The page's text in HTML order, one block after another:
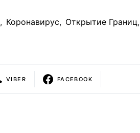
, Коронавирус, Открытие Границ,
VIBER FACEBOOK